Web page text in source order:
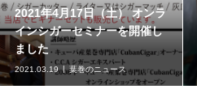
2021年4月17日（土） オンラ
インシガーセミナーを開催し
ました
2021.03.19 葉巻のニュース